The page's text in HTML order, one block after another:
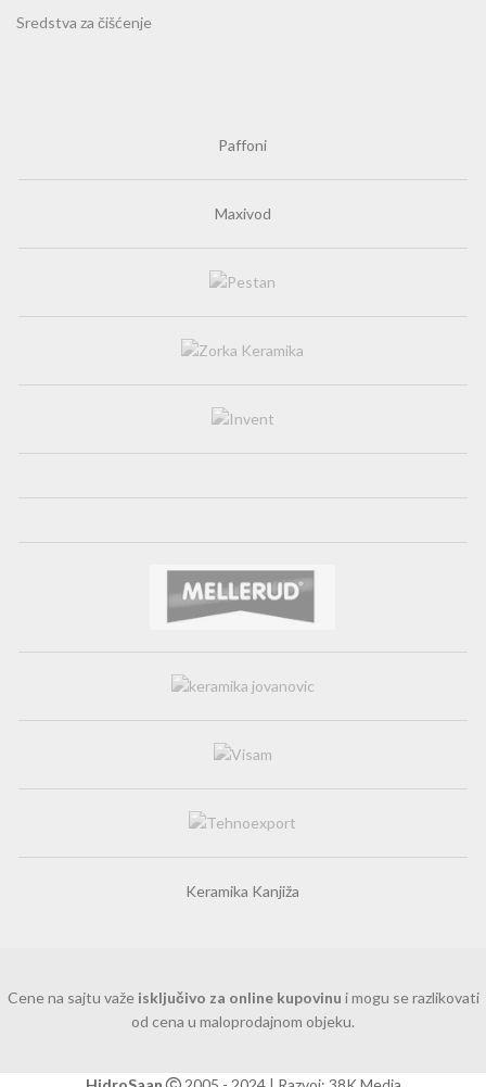
Sredstva za čišćenje
Paffoni
Maxivod
Keramika Kanjiža
Cene na sajtu važe isključivo za online kupovinu i mogu se razlikovati
od cena u maloprodajnom objeku.